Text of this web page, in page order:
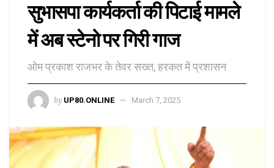
सुभासपा कार्यकर्ता की पिटाई मामले
में अब स्टेनो पर गिरी गाज
ओम प्रकाश राजभर के तेवर सख्त, हरकत में प्रशासन
by UP80.ONLINE March 7, 2025